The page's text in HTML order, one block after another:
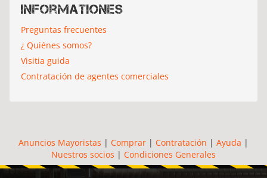
Informationes
Preguntas frecuentes
¿ Quiénes somos?
Visitia guida
Contratación de agentes comerciales
Anuncios Mayoristas | Comprar | Contratación | Ayuda |
Nuestros socios | Condiciones Generales